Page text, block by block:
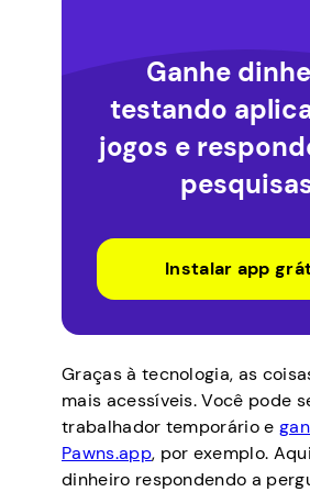
Ganhe
testando
jogos e
Instalar app
Graças à tecnologia, as
mais acessíveis. Você pode
trabalhador temporário e
Pawns.app, por exemplo.
dinheiro respondendo a